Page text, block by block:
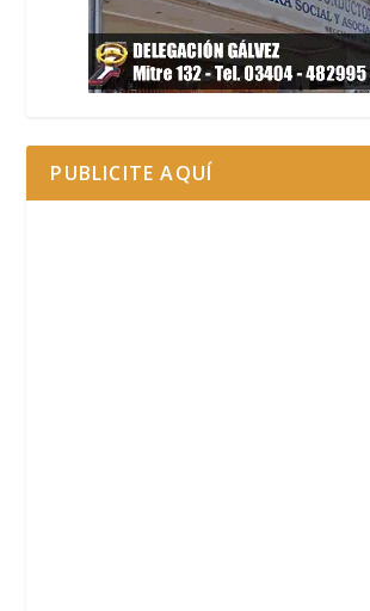
PUBLICITE AQUÍ